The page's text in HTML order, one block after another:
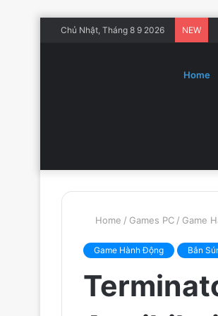
Chủ Nhật, Tháng 8 9 2026 NEW
Home
Home / Games PC / Game
Game Hành Động Bắn